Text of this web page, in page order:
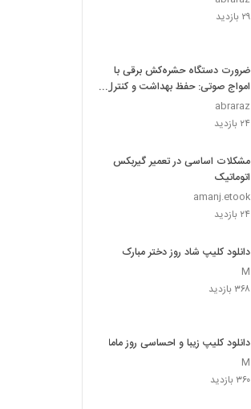
۲۹ بازدید
ضرورت دستگاه حشره‌کش برقی با
امواج صوتی: حفظ بهداشت و کنترل
حشرات
abraraz
۲۴ بازدید
مشکلات اساسی در تعمیر گیربکس
اتوماتیک
amanj.etook
۲۴ بازدید
دانلود کلیپ شاد روز دختر مبارک
M
۳۶۸ بازدید
دانلود کلیپ زیبا و احساسی روز ماما
M
۳۶۰ بازدید